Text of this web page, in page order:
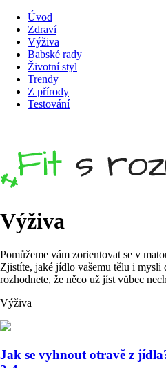
Úvod
Zdraví
Výživa
Babské rady
Životní styl
Trendy
Z přírody
Testování
Výživa
Pomůžeme vám zorientovat se v
Zjistíte, jaké jídlo vašemu tělu i mysli
rozhodnete, že něco už jíst vůbec
Výživa
Jak se vyhnout otravě z